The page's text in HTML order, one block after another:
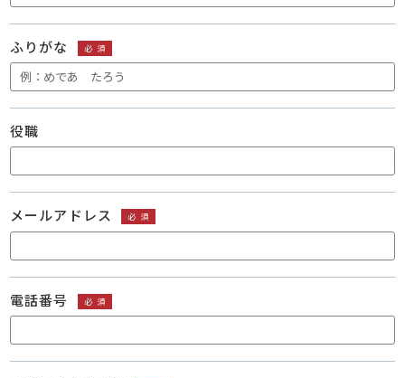
ふりがな 必須
役職
メールアドレス 必須
電話番号 必須